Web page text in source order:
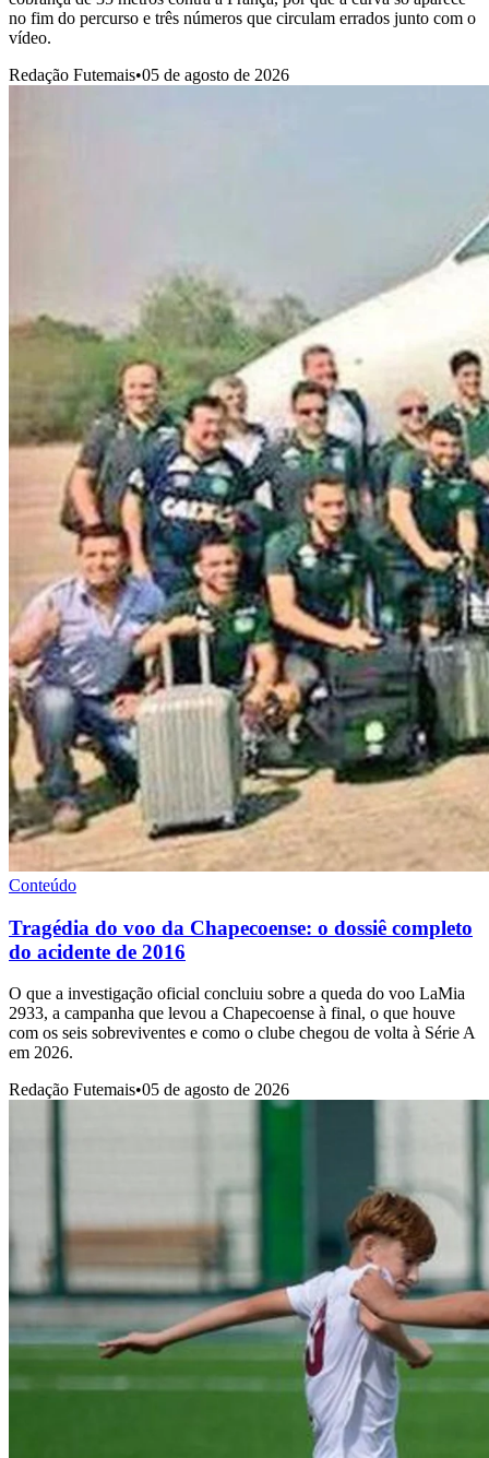
no fim do percurso e três números que circulam errados junto com o
vídeo.
Redação Futemais•05 de agosto de 2026
Conteúdo
Tragédia do voo da Chapecoense: o dossiê completo
do acidente de 2016
O que a investigação oficial concluiu sobre a queda do voo LaMia
2933, a campanha que levou a Chapecoense à final, o que houve
com os seis sobreviventes e como o clube chegou de volta à Série A
em 2026.
Redação Futemais•05 de agosto de 2026